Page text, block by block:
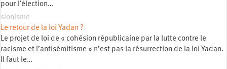
pour l’élection…
sionisme
Le retour de la loi Yadan ?
Le projet de loi de « cohésion républicaine par la lutte contre le
racisme et l’antisémitisme » n’est pas la résurrection de la loi Yadan.
Il faut le…